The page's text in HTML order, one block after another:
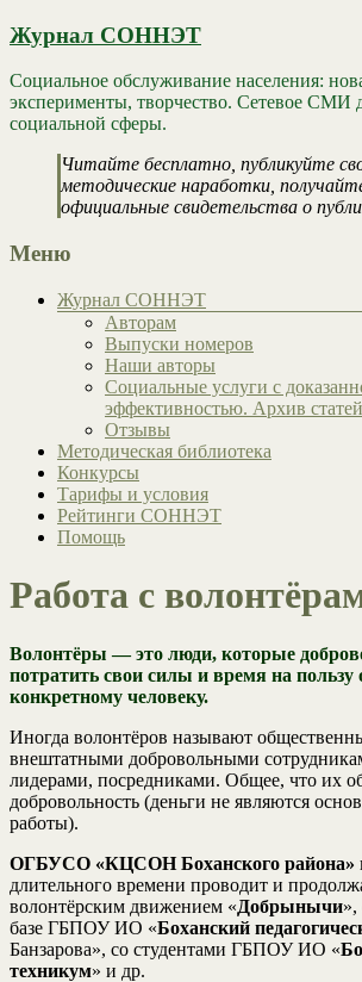
Журнал СОННЭТ
Социальное обслуживание населения:
эксперименты, творчество. Сетевое СМИ
социальной сферы.
Читайте бесплатно, публикуйте
методические наработки,
официальные свидетельства о
Меню
Журнал СОННЭТ
Авторам
Выпуски номеров
Наши авторы
Социальные услуги с
эффективностью. Архив
Отзывы
Методическая библиотека
Конкурсы
Тарифы и условия
Рейтинги СОННЭТ
Помощь
Работа с
Волонтёры — это люди, которые
потратить свои силы и время на пользу
конкретному человеку.
Иногда волонтёров называют
внештатными добровольными
лидерами, посредниками. Общее, что их
добровольность (деньги не являются
работы).
ОГБУСО «КЦСОН Боханского района»
длительного времени проводит и
волонтёрским движением «Добрынычи»,
базе ГБПОУ ИО «Боханский
Банзарова», со студентами ГБПОУ ИО «
техникум» и др.